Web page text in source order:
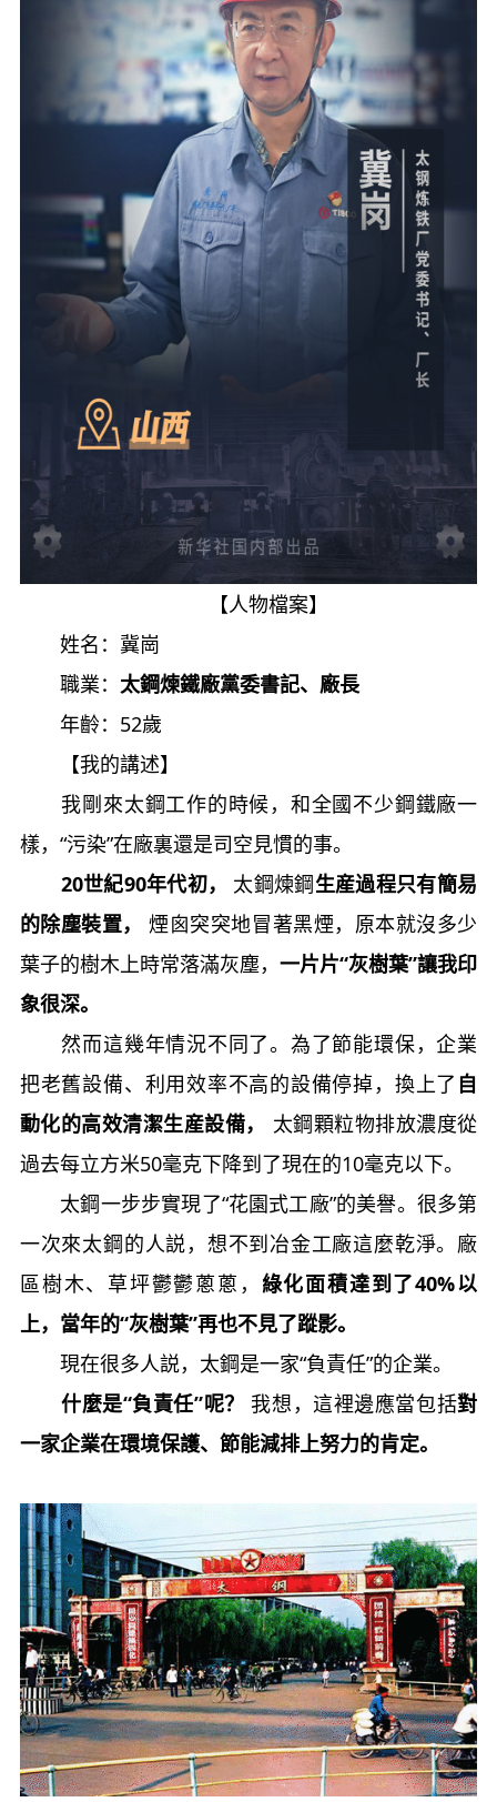
【人物檔案】
姓名：冀崗
職業： 太鋼煉鐵廠黨委書記、廠長
年齡：52歲
【我的講述】
我剛來太鋼工作的時候，和全國不少鋼鐵廠一
樣，“污染”在廠裏還是司空見慣的事。
20世紀90年代初，
太鋼煉鋼生産過程只有簡易
的除塵裝置，
煙囪突突地冒著黑煙，原本就沒多少
葉子的樹木上時常落滿灰塵， 一片片“灰樹葉”讓我印
象很深。
然而這幾年情況不同了。為了節能環保，企業
把老舊設備、利用效率不高的設備停掉，換上了 自
動化的高效清潔生産設備，
太鋼顆粒物排放濃度從
過去每立方米50毫克下降到了現在的10毫克以下。
太鋼一步步實現了“花園式工廠”的美譽。很多第
一次來太鋼的人説，想不到冶金工廠這麼乾淨。廠
區樹木、草坪鬱鬱蔥蔥， 綠化面積達到了40%以
上，當年的“灰樹葉”再也不見了蹤影。
現在很多人説，太鋼是一家“負責任”的企業。
什麼是“負責任”呢？
我想，這裡邊應當包括對
一家企業在環境保護、節能減排上努力的肯定。